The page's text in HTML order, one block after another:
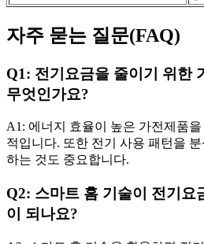
자주 묻는 질문(FAQ)
Q1: 전기요금을 줄이기 위한
무엇인가요?
A1: 에너지 효율이 높은 가전제품
적입니다. 또한 전기 사용 패턴을
하는 것도 중요합니다.
Q2: 스마트 홈 기술이 전기요
이 되나요?